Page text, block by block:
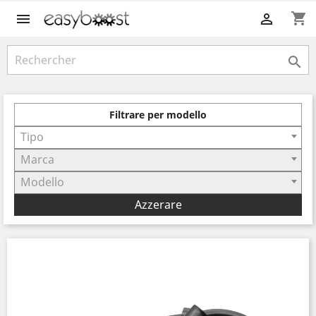
 shopping_cart


Filtrare per modello
Tipo
Marca
Modello
Azzerare